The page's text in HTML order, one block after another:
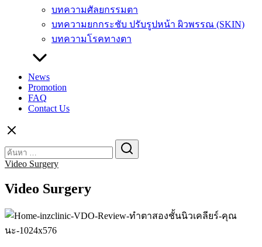
บทความศัลยกรรมตา
บทความยกกระชับ ปรับรูปหน้า ผิวพรรณ (SKIN)
บทความโรคทางตา
News
Promotion
FAQ
Contact Us
for:
Video Surgery
Video Surgery